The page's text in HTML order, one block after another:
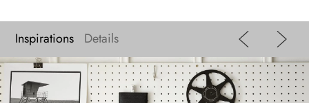
Inspirations Details